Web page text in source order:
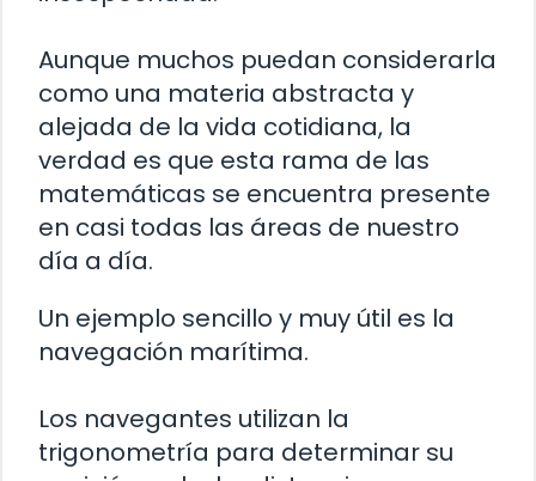
Aunque muchos puedan considerarla
como una materia abstracta y
alejada de la vida cotidiana, la
verdad es que esta rama de las
matemáticas se encuentra presente
en casi todas las áreas de nuestro
día a día.
Un ejemplo sencillo y muy útil es la
navegación marítima.
Los navegantes utilizan la
trigonometría para determinar su